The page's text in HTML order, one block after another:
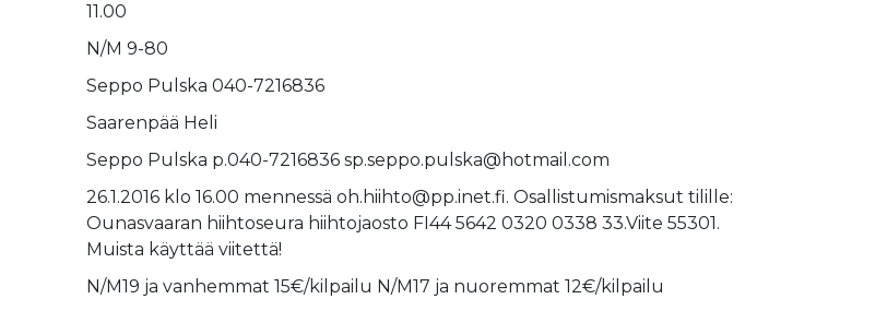
11.00
N/M 9-80
Seppo Pulska 040-7216836
Saarenpää Heli
Seppo Pulska p.040-7216836 sp.seppo.pulska@hotmail.com
26.1.2016 klo 16.00 mennessä oh.hiihto@pp.inet.fi. Osallistumismaksut tilille:
Ounasvaaran hiihtoseura hiihtojaosto FI44 5642 0320 0338 33.Viite 55301.
Muista käyttää viitettä!
N/M19 ja vanhemmat 15€/kilpailu N/M17 ja nuoremmat 12€/kilpailu